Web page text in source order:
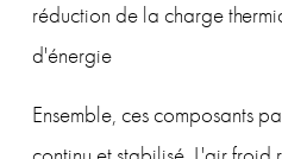
réduction de la charge
d'énergie
Ensemble, ces composants